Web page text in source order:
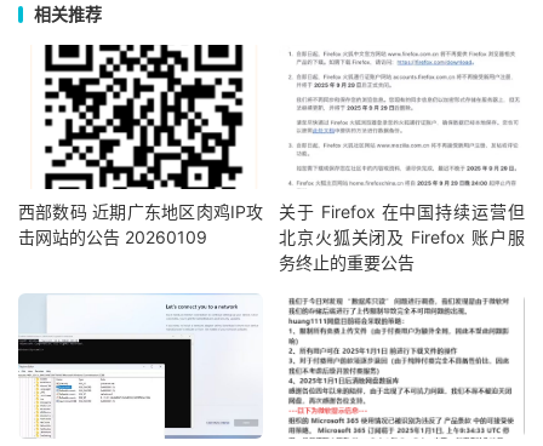
相关推荐
西部数码 近期广东地区肉鸡IP攻
击网站的公告 20260109
关于 Firefox 在中国持续运营但
北京火狐关闭及 Firefox 账户服
务终止的重要公告